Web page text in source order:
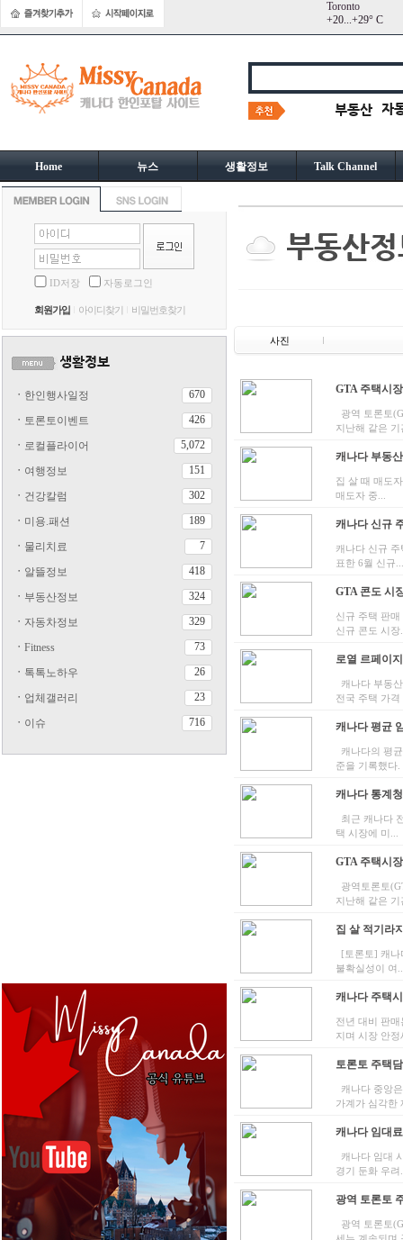
Toronto
+20...+29° C
Home 뉴스 생활정보 Talk Channel
ID저장 자동로그인
회원가입 아이디찾기 비밀번호찾기
ㆍ 한인행사일정 670
ㆍ 토론토이벤트 426
ㆍ 로컬플라이어 5,072
ㆍ 여행정보 151
ㆍ 건강칼럼 302
ㆍ 미용.패션 189
ㆍ 물리치료 7
ㆍ 알뜰정보 418
ㆍ 부동산정보 324
ㆍ 자동차정보 329
ㆍ Fitness 73
ㆍ 톡톡노하우 26
ㆍ 업체갤러리 23
ㆍ 이슈 716
사진
GTA 주택시
광역 토론토
지난해 같은 기
캐나다 부동
집 살 때 매도
매도자 중...
캐나다 신규
캐나다 신규
표한 6월 신규...
GTA 콘도 시
신규 주택 판
신규 콘도 시장
로열 르페이
캐나다 부동
전국 주택 가격
캐나다 평균
캐나다의 평
준을 기록했다.
캐나다 통계
최근 캐나다
택 시장에 미...
GTA 주택시
광역토론토
지난해 같은 기
집 살 적기라
[토론토] 캐나
불확실성이 여
캐나다 주택
전년 대비 판
지며 시장 안정
토론토 주택
캐나다 중앙
가계가 심각한
캐나다 임대
캐나다 임대
경기 둔화 우려
광역 토론토
광역 토론토